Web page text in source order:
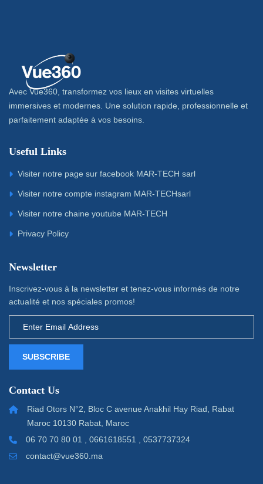
Avec Vue360, transformez vos lieux en visites virtuelles
immersives et modernes. Une solution rapide, professionnelle et
parfaitement adaptée à vos besoins.
Useful Links
Visiter notre page sur facebook MAR-TECH sarl
Visiter notre compte instagram MAR-TECHsarl
Visiter notre chaine youtube MAR-TECH
Privacy Policy
Newsletter
Inscrivez-vous à la newsletter et tenez-vous informés de notre
actualité et nos spéciales promos!
SUBSCRIBE
Contact Us
Riad Otors N°2, Bloc C avenue Anakhil Hay Riad, Rabat
Maroc 10130 Rabat, Maroc
06 70 70 80 01 , 0661618551 , 0537737324
contact@vue360.ma